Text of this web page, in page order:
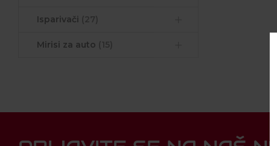
Isparivači
Mirisi za auto